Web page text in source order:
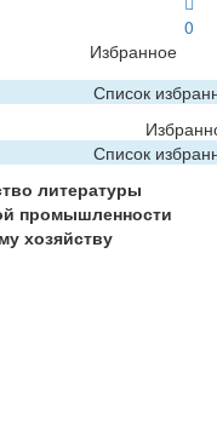
0
Избранное
Список
Список
литературы
промышленности
хозяйству